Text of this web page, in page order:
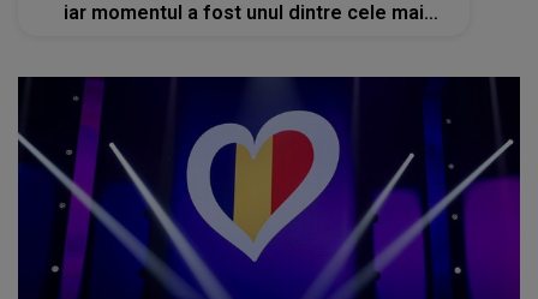
iar momentul a fost unul dintre cele mai